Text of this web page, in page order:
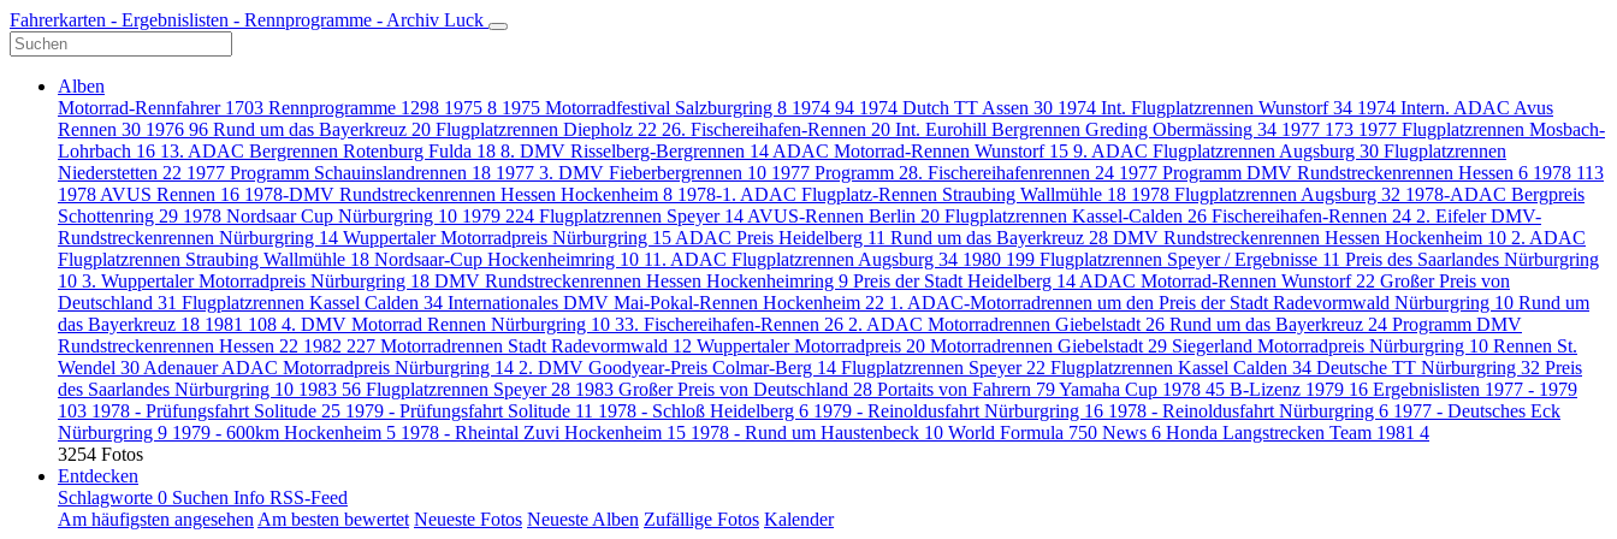
Fahrerkarten - Ergebnislisten - Rennprogramme - Archiv Luck
Alben
Motorrad-Rennfahrer 1703 Rennprogramme 1298 1975 8 1975 Motorradfestival Salzburgring 8 1974 94 1974 Dutch TT Assen 30 1974 Int. Flugplatzrennen Wunstorf34 1974 Intern. ADAC Avus
Rennen 30 1976 96 Rund um das Bayerkreuz 20 Flugplatzrennen Diepholz 22 26. Fischereihafen-Rennen 20 Int. Eurohill Bergrennen Greding Obermässing 34 1977 173 1977 Flugplatzrennen Mosbach-
Lohrbach 16 13. ADAC Bergrennen Rotenburg Fulda 18 8. DMV Risselberg-Bergrennen 14 ADAC Motorrad-Rennen Wunstorf 15 9. ADAC Flugplatzrennen Augsburg 30 Flugplatzrennen
Niederstetten 22 1977 Programm Schauinslandrennen 18 1977 3. DMV Fieberbergrennen 10 1977 Programm 28. Fischereihafenrennen 24 1977 Programm DMV Rundstreckenrennen Hessen 6 1978 113
1978 AVUS Rennen 16 1978-DMV Rundstreckenrennen Hessen Hockenheim 8 1978-1. ADAC Flugplatz-Rennen Straubing Wallmühle 18 1978 Flugplatzrennen Augsburg 32 1978-ADAC Bergpreis
Schottenring 29 1978 Nordsaar Cup Nürburgring 10 1979 224 Flugplatzrennen Speyer 14 AVUS-Rennen Berlin 20 Flugplatzrennen Kassel-Calden 26 Fischereihafen-Rennen 24 2. Eifeler DMV-
Rundstreckenrennen Nürburgring 14 Wuppertaler Motorradpreis Nürburgring 15 ADAC Preis Heidelberg 11 Rund um das Bayerkreuz 28 DMV Rundstreckenrennen Hessen Hockenheim 10 2. ADAC
Flugplatzrennen Straubing Wallmühle 18 Nordsaar-Cup Hockenheimring 10 11. ADAC Flugplatzrennen Augsburg 34 1980 199 Flugplatzrennen Speyer / Ergebnisse 11 Preis des Saarlandes Nürburgring
10 3. Wuppertaler Motorradpreis Nürburgring 18 DMV Rundstreckenrennen Hessen Hockenheimring 9 Preis der Stadt Heidelberg 14 ADAC Motorrad-Rennen Wunstorf 22 Großer Preis von
Deutschland 31 Flugplatzrennen Kassel Calden 34 Internationales DMV Mai-Pokal-Rennen Hockenheim 22 1. ADAC-Motorradrennen um den Preis der Stadt Radevormwald Nürburgring 10 Rund um
das Bayerkreuz 18 1981 108 4. DMV Motorrad Rennen Nürburgring 10 33. Fischereihafen-Rennen 26 2. ADAC Motorradrennen Giebelstadt 26 Rund um das Bayerkreuz 24 Programm DMV
Rundstreckenrennen Hessen 22 1982 227 Motorradrennen Stadt Radevormwald 12 Wuppertaler Motorradpreis 20 Motorradrennen Giebelstadt 29 Siegerland Motorradpreis Nürburgring 10 Rennen St.
Wendel 30 Adenauer ADAC Motorradpreis Nürburgring 14 2. DMV Goodyear-Preis Colmar-Berg 14 Flugplatzrennen Speyer 22 Flugplatzrennen Kassel Calden 34 Deutsche TT Nürburgring 32 Preis
des Saarlandes Nürburgring 10 1983 56 Flugplatzrennen Speyer 28 1983 Großer Preis von Deutschland 28 Portaits von Fahrern 79Yamaha Cup 1978 45 B-Lizenz 1979 16 Ergebnislisten 1977 - 1979
103 1978 - Prüfungsfahrt Solitude 25 1979 - Prüfungsfahrt Solitude 11 1978 - Schloß Heidelberg 6 1979 - Reinoldusfahrt Nürburgring 16 1978 - Reinoldusfahrt Nürburgring 6 1977 - Deutsches Eck
Nürburgring 9 1979 - 600km Hockenheim 5 1978 - Rheintal Zuvi Hockenheim 15 1978 - Rund um Haustenbeck 10 World Formula 750 News 6 Honda Langstrecken Team 1981 4
3254 Fotos
Entdecken
Schlagworte 0 Suchen Info RSS-Feed
Am häufigsten angesehen Am besten bewertet Neueste Fotos Neueste Alben Zufällige Fotos Kalender